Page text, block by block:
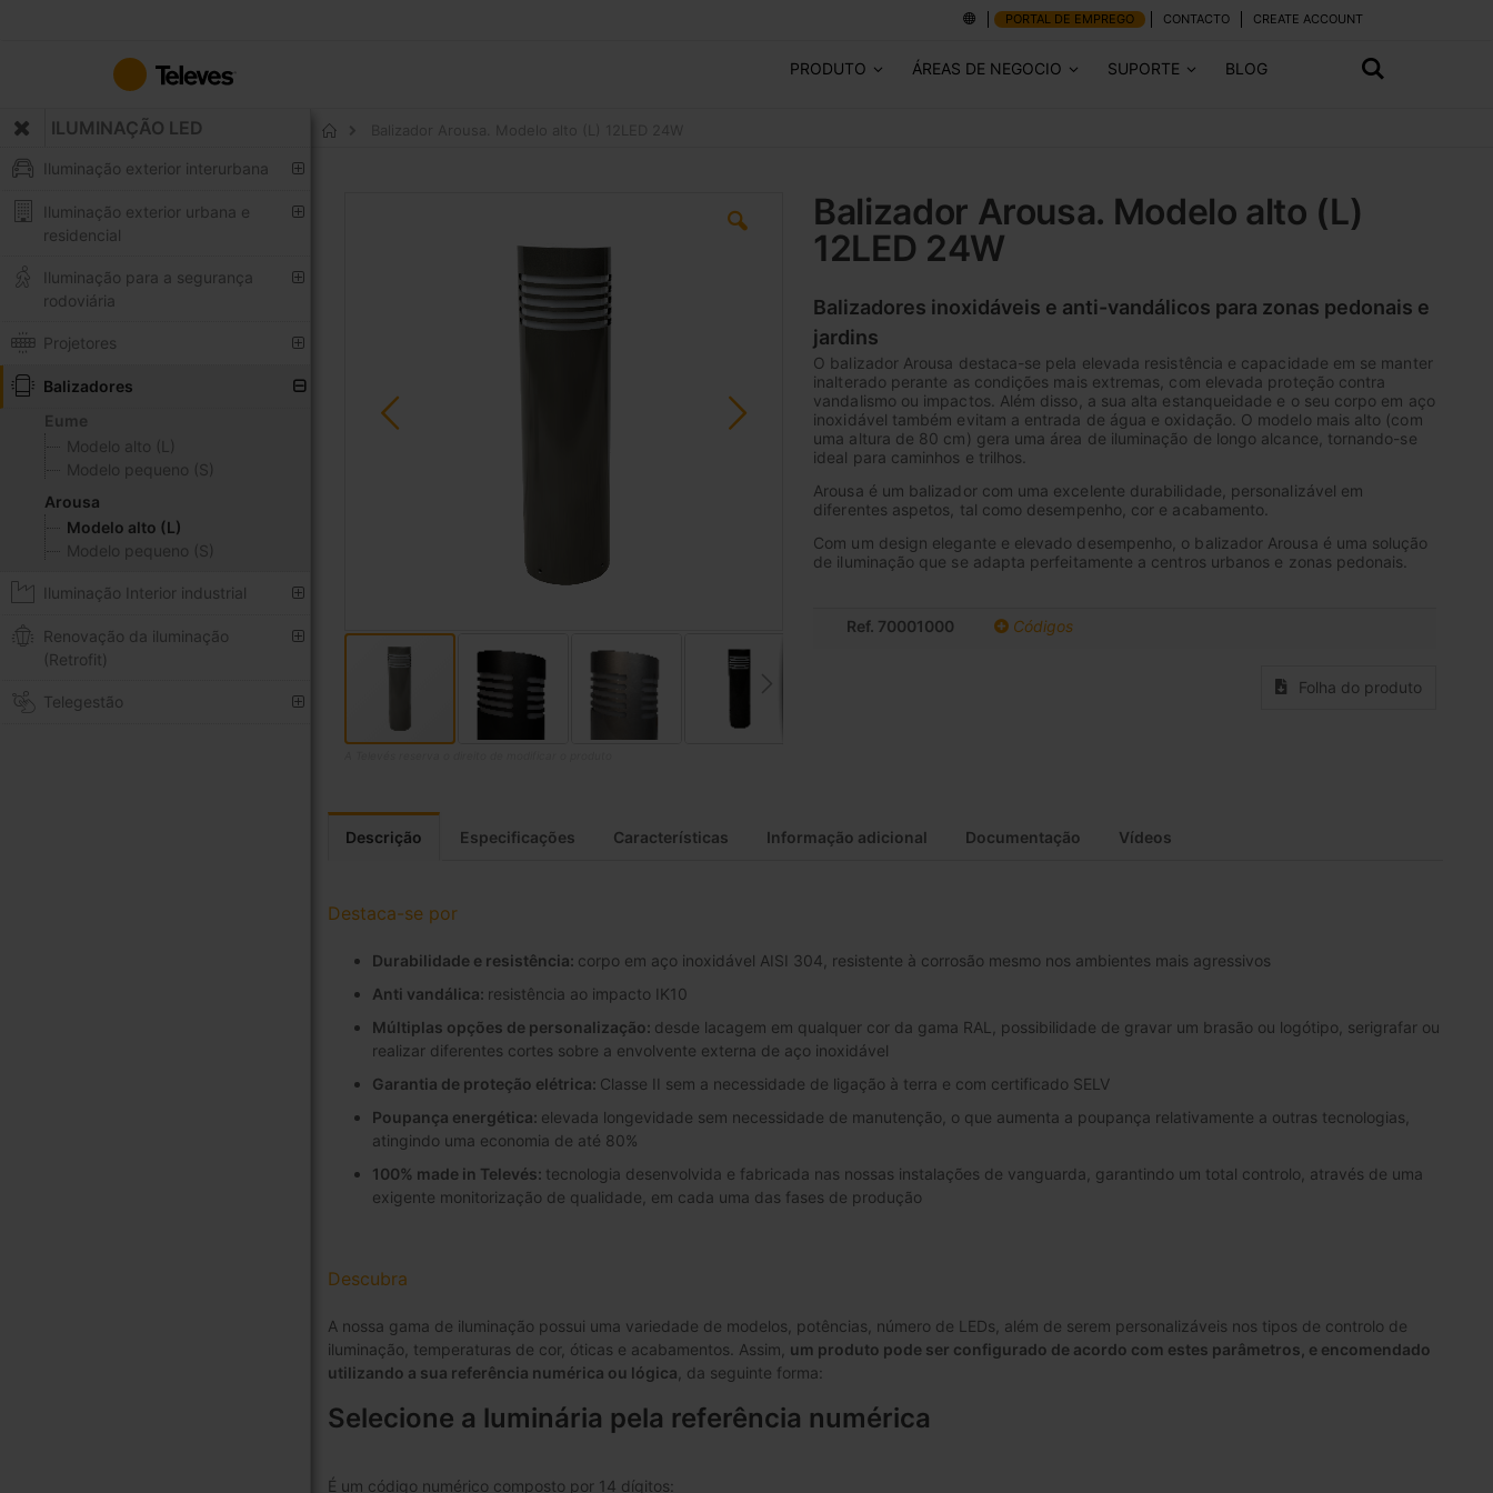
o
Conteúdo
PORTAL DE EMPREGO CONTACTO CREATE ACCOUNT
PRODUTO ÁREAS DE NEGOCIO SUPORTE BLOG
ILUMINAÇÃO LED
Iluminação exterior interurbana
Iluminação exterior urbana e
residencial
Iluminação para a segurança
rodoviária
Projetores
Balizadores
Eume
Modelo alto (L)
Modelo pequeno (S)
Arousa
Modelo alto (L)
Modelo pequeno (S)
Iluminação Interior industrial
Renovação da iluminação
(Retrofit)
Telegestão
Balizador Arousa. Modelo alto (L)
12LED 24W
Balizadores inoxidáveis e anti-vandálicos para zonas pedonais e
jardins
O balizador Arousa destaca-se pela elevada resistência e capacidade em se manter
inalterado perante as condições mais extremas, com elevada proteção contra
vandalismo ou impactos. Além disso, a sua alta estanqueidade e o seu corpo em aço
inoxidável também evitam a entrada de água e oxidação. O modelo mais alto (com
uma altura de 80 cm) gera uma área de iluminação de longo alcance, tornando-se
ideal para caminhos e trilhos.
Arousa é um balizador com uma excelente durabilidade, personalizável em
diferentes aspetos, tal como desempenho, cor e acabamento.
Com um design elegante e elevado desempenho, o balizador Arousa é uma solução
de iluminação que se adapta perfeitamente a centros urbanos e zonas pedonais.
Ref. 70001000 Códigos
Folha do produto
para
o
Galeria
imagens
Descrição Especificações Características Informação adicional Documentação Vídeos
Destaca-se por
Durabilidade e resistência: corpo em aço inoxidável AISI 304, resistente à corrosão mesmo nos ambientes mais agressivos
Anti vandálica: resistência ao impacto IK10
Múltiplas opções de personalização: desde lacagem em qualquer cor da gama RAL, possibilidade de gravar um brasão ou logótipo, serigrafar ou
realizar diferentes cortes sobre a envolvente externa de aço inoxidável
Garantia de proteção elétrica: Classe II sem a necessidade de ligação à terra e com certificado SELV
Poupança energética: elevada longevidade sem necessidade de manutenção, o que aumenta a poupança relativamente a outras tecnologias,
atingindo uma economia de até 80%
100% made in Televés: tecnologia desenvolvida e fabricada nas nossas instalações de vanguarda, garantindo um total controlo, através de uma
exigente monitorização de qualidade, em cada uma das fases de produção
Descubra
A nossa gama de iluminação possui uma variedade de modelos, potências, número de LEDs, além de serem personalizáveis nos tipos de controlo de
iluminação, temperaturas de cor, óticas e acabamentos. Assim, um produto pode ser configurado de acordo com estes parâmetros, e encomendado
utilizando a sua referência numérica ou lógica , da seguinte forma:
Selecione a luminária pela referência numérica
É um código numérico composto por 14 dígitos: